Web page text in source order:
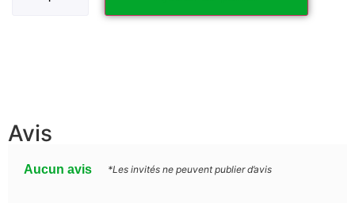
Avis
Aucun avis *Les invités ne peuvent publier d’avis